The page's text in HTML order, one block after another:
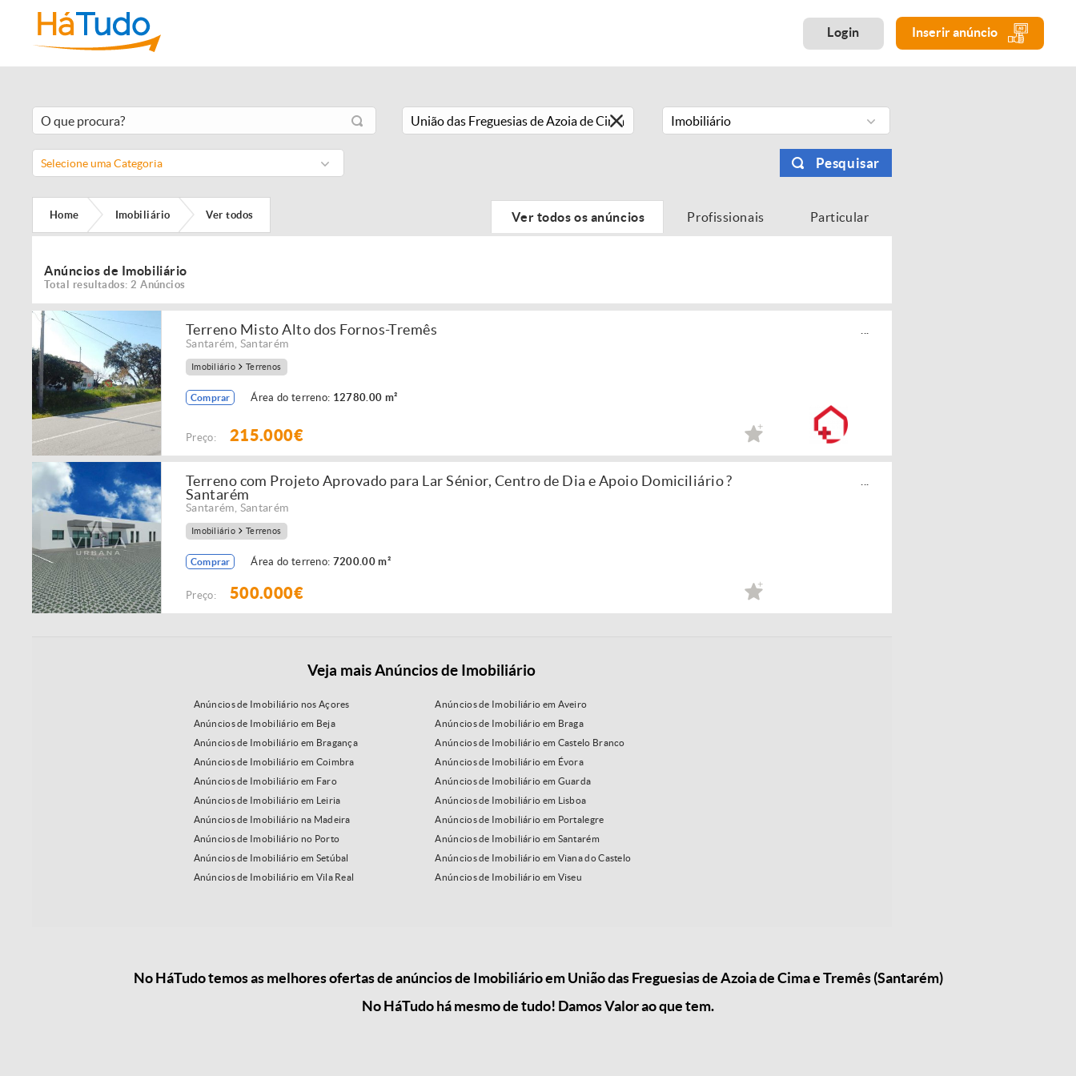
Login Inserir anúncio
Imobiliário
Selecione uma Categoria Pesquisar
Home Imobiliário Ver todos Ver todos os anúncios Profissionais Particular
Anúncios de Imobiliário
Total resultados: 2 Anúncios
Terreno Misto Alto dos Fornos-Tremês
Santarém Santarém
Imobiliário Terrenos
Comprar Área do terreno: 12780.00 m²
Preço: 215.000€
Terreno com Projeto Aprovado para Lar Sénior, Centro de Dia e Apoio Domiciliário ?
Santarém
Santarém Santarém
Imobiliário Terrenos
Comprar Área do terreno: 7200.00 m²
Preço: 500.000€
Veja mais Anúncios de Imobiliário
Anúncios de Imobiliário nos Açores
Anúncios de Imobiliário em Aveiro
Anúncios de Imobiliário em Beja
Anúncios de Imobiliário em Braga
Anúncios de Imobiliário em Bragança
Anúncios de Imobiliário em Castelo Branco
Anúncios de Imobiliário em Coimbra
Anúncios de Imobiliário em Évora
Anúncios de Imobiliário em Faro
Anúncios de Imobiliário em Guarda
Anúncios de Imobiliário em Leiria
Anúncios de Imobiliário em Lisboa
Anúncios de Imobiliário na Madeira
Anúncios de Imobiliário em Portalegre
Anúncios de Imobiliário no Porto
Anúncios de Imobiliário em Santarém
Anúncios de Imobiliário em Setúbal
Anúncios de Imobiliário em Viana do Castelo
Anúncios de Imobiliário em Vila Real
Anúncios de Imobiliário em Viseu
No HáTudo temos as melhores ofertas de anúncios de Imobiliário em União das Freguesias de Azoia de Cima e Tremês (Santarém)
No HáTudo há mesmo de tudo! Damos Valor ao que tem.